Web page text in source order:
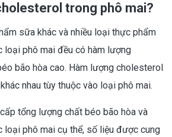
trong phô mai?
sữa khác và nhiều loại thực phẩm
loại phô mai đều có hàm lượng
bão hòa cao. Hàm lượng cholesterol
nhau tùy thuộc vào loại phô mai.
tổng lượng chất béo bão hòa và
loại phô mai cụ thể, số liệu được cung